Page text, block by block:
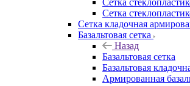
Сетка
Сетка
Сетка кладочная
Базальтовая сетка
Назад
Базальтовая сетка
Базальтовая
Армированная